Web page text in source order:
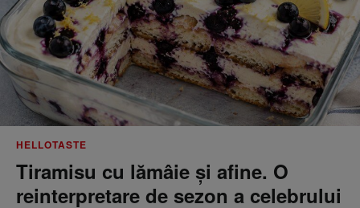
HELLOTASTE
Tiramisu cu lămâie și afine. O
reinterpretare de sezon a celebrului